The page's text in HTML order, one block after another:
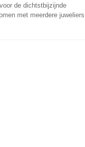
de dichtstbijzijnde
met meerdere juweliers